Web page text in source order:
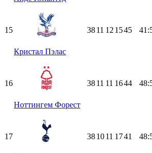
15
Кристал Пэлас
3811 12 1545
16
Ноттингем Форест
3811 11 1644
17 381011 1741